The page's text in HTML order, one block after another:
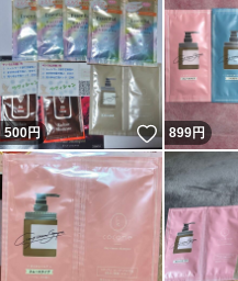
500円 いいね！
899円